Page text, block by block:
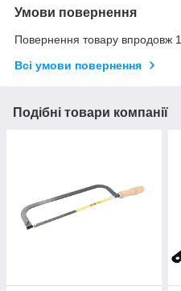
Умови повернення
Повернення товару впродовж
Всі умови повернення
Подібні товари компанії